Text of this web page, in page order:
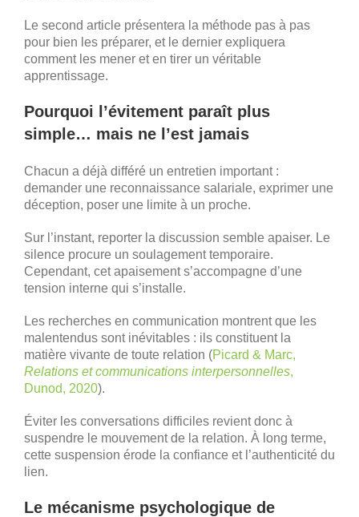
Le second article présentera la méthode pas à pas
pour bien les préparer, et le dernier expliquera
comment les mener et en tirer un véritable
apprentissage.
Pourquoi l’évitement paraît plus
simple… mais ne l’est jamais
Chacun a déjà différé un entretien important :
demander une reconnaissance salariale, exprimer une
déception, poser une limite à un proche.
Sur l’instant, reporter la discussion semble apaiser. Le
silence procure un soulagement temporaire.
Cependant, cet apaisement s’accompagne d’une
tension interne qui s’installe.
Les recherches en communication montrent que les
malentendus sont inévitables : ils constituent la
matière vivante de toute relation (Picard & Marc,
Relations et communications interpersonnelles,
Dunod, 2020).
Éviter les conversations difficiles revient donc à
suspendre le mouvement de la relation. À long terme,
cette suspension érode la confiance et l’authenticité du
lien.
Le mécanisme psychologique de